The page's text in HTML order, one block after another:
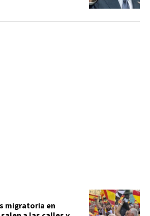
migratoria en